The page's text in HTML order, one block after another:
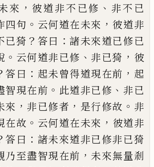
來 ， 彼道非不已修 、 非不已
四句 。 云何道在未來 ， 彼道非
已猗 ？ 答曰 ：諸未來道已修已
。 云何道非已修 、 非已猗 ， 彼
答 曰 ： 起未曾得道現在前 ， 起
智現在前 。 此道非已修 、 非已
來 ， 非已修者 ， 是行修故 。 非
在故 。 云何道在未來 ， 彼道非
答曰 ： 諸未來道非已修非已猗
乃至盡智現在前 ， 未來無量剎